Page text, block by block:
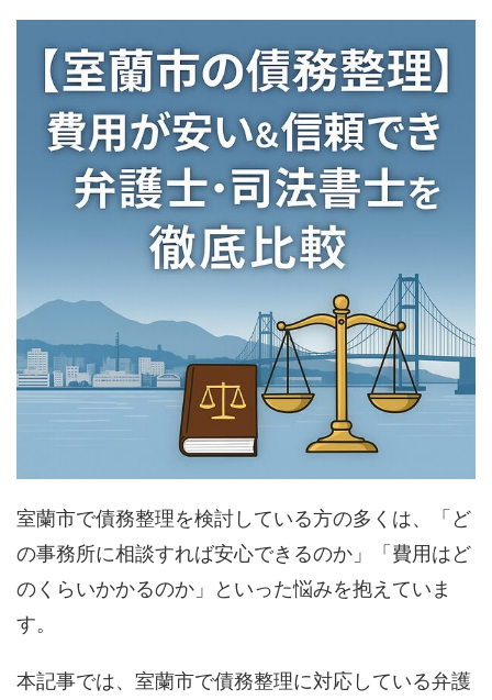
室蘭市で債務整理を検討している方の多くは、「ど
の事務所に相談すれば安心できるのか」「費用はど
のくらいかかるのか」といった悩みを抱えていま
す。
本記事では、室蘭市で債務整理に対応している弁護